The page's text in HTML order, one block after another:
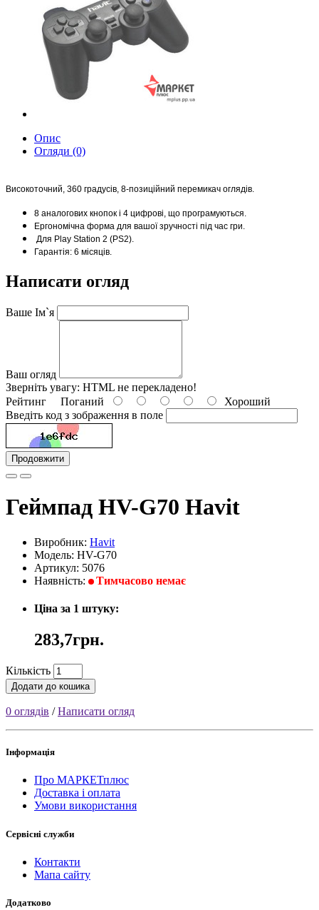
Опис
Огляди (0)
Високоточний, 360 градусів, 8-позиційний перемикач оглядів.
8 аналогових кнопок і 4 цифрові, що програмуються.
Ергономічна форма для вашої зручності під час гри.
Для Play Station 2 (PS2).
Гарантія: 6 місяців.
Написати огляд
Ваше Ім`я
Ваш огляд
Зверніть увагу: HTML не перекладено!
Рейтинг Поганий
Хороший
Введіть код з зображення в поле
Продовжити
Геймпад HV-G70 Havit
Виробник: Havit
Модель: HV-G70
Артикул: 5076
Наявність:
Тимчасово немає
Ціна за 1 штуку:
283,7грн.
Кількість
Додати до кошика
0 оглядів /Написати огляд
Інформація
Про МАРКЕТплюс
Доставка і оплата
Умови використання
Сервісні служби
Контакти
Мапа сайту
Додатково